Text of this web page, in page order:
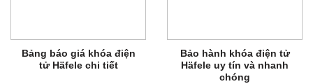
Bảng báo giá khóa điện
tử Häfele chi tiết
Bảo hành khóa điện tử
Häfele uy tín và nhanh
chóng